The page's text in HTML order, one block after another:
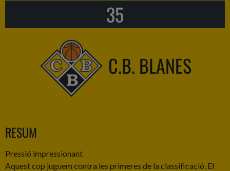
35
C.B. BLANES
RESUM
Pressió impressionant
Aquest cop juguem contra les primeres de la classificació. El